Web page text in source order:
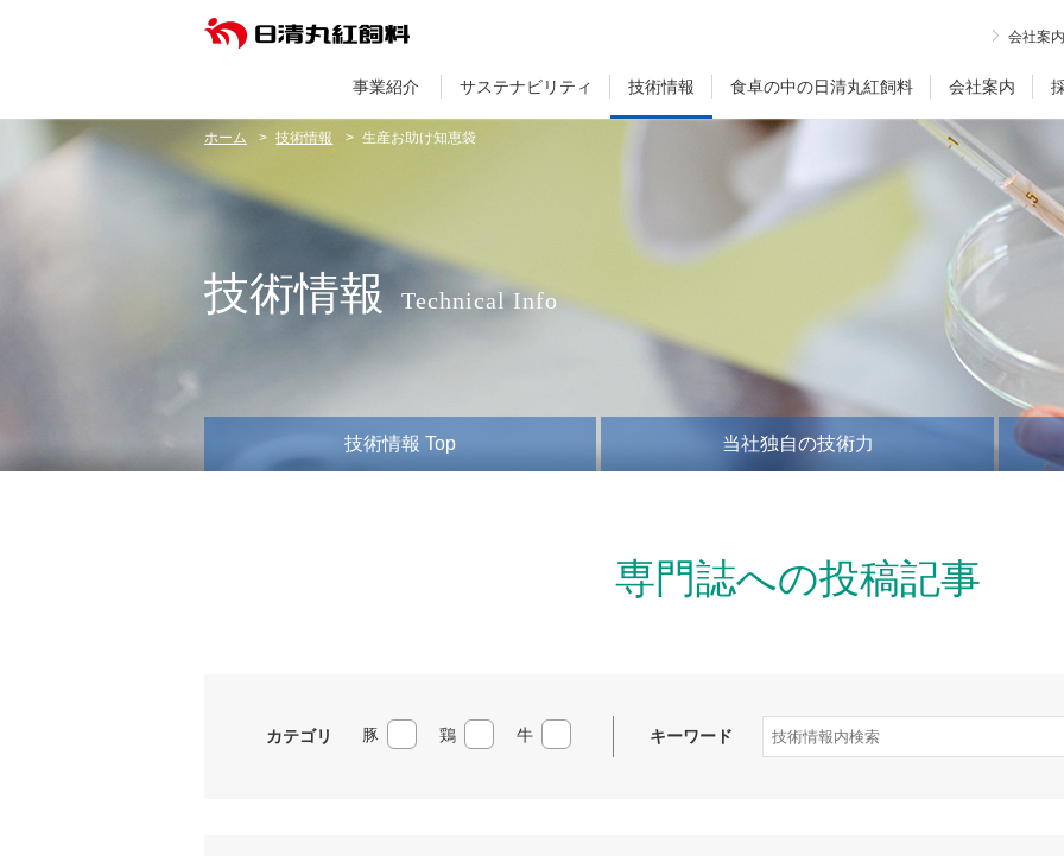
事業紹介 サステナビリティ 技術情報 食卓の中の日清丸紅飼料 会社案内
会社案
ホーム 技術情報 生産お助け知恵袋
技術情報 Technical Info
技術情報 Top 当社独自の技術力
専門誌への投稿記事
カテゴリ 豚 鶏 牛 キーワード